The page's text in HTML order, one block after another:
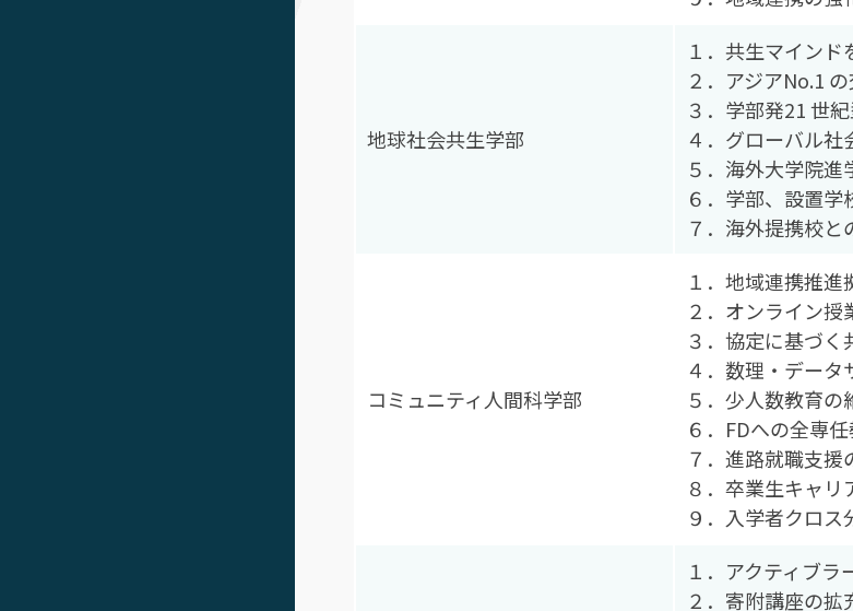
地球社会共生学部
１．共生マイン
２．アジアNo.1
３．学部発21 世
４．グローバル
５．海外大学院進
６．学部、設置
７．海外提携校
コミュニティ人間科学部
１．地域連携推進
２．オンライン
３．協定に基づく
４．数理・データ
５．少人数教育の
６．FDへの全専
７．進路就職支援
８．卒業生キャリ
９．入学者クロス
１．アクティブラ
２．寄附講座の拡